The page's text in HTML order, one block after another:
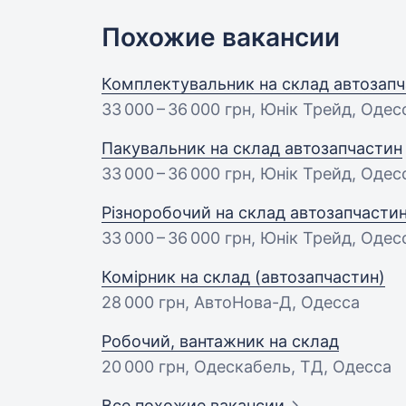
Похожие вакансии
Комплектувальник на склад
33 000 – 36 000 грн, Юнiк Трейд,
Пакувальник на склад автозапчастин
33 000 – 36 000 грн, Юнiк Трейд,
Різноробочий на склад автозапчастин
33 000 – 36 000 грн, Юнiк Трейд,
Комірник на склад (автозапчастин)
28 000 грн, АвтоНова-Д, Одесса
Робочий, вантажник на склад
20 000 грн, Одескабель, ТД, Одесса